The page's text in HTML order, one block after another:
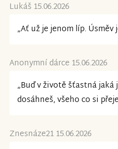
Lukáš 15.06.2026
„Ať už je jenom líp. Úsměv
Anonymní dárce 15.06.2026
„Buď v životě šťastná
dosáhneš, všeho co si
Znesnáze21 15.06.2026